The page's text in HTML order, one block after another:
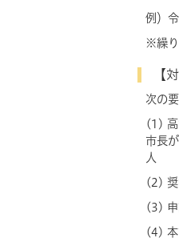
例）
※繰り
【
次の
(1) 高
市長
人
(2) 奨
(3) 申
(4) 本